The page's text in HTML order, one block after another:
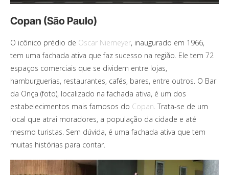
Copan (São Paulo)
O icônico prédio de Oscar Niemeyer, inaugurado em 1966,
tem uma fachada ativa que faz sucesso na região. Ele tem 72
espaços comerciais que se dividem entre lojas,
hamburguerias, restaurantes, cafés, bares, entre outros. O Bar
da Onça (foto), localizado na fachada ativa, é um dos
estabelecimentos mais famosos do Copan . Trata-se de um
local que atrai moradores, a população da cidade e até
mesmo turistas. Sem dúvida, é uma fachada ativa que tem
muitas histórias para contar.